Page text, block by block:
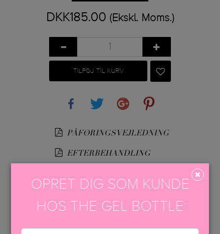
DKK185.00 (Ekskl. Moms.)
TILFØJ TIL KURV
PÅFØRINGSVEJLEDNING
EFTERBEHANDLING
OPRET DIG SOM KUNDE
HOS THE GEL BOTTLE